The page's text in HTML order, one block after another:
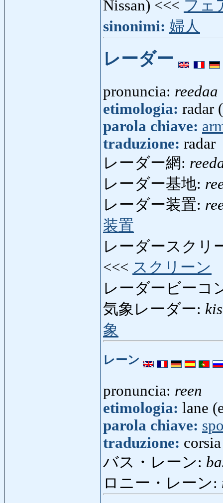
Nissan) <<< フェ
sinonimi: 婦人
レーダー
pronuncia: reedaa
etimologia: radar
parola chiave:
traduzione: radar
レーダー網:
レーダー基地:
レーダー装置:
装置
レーダースクリ
<<< スクリーン
レーダービーコ
気象レーダー:
象
レーン
pronuncia: reen
etimologia: lane
parola chiave:
traduzione: corsia
バス・レーン:
ロニー・レーン: